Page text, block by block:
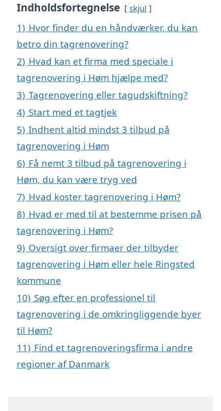
Indholdsfortegnelse skjul
1) Hvor finder du en håndværker, du kan
betro din tagrenovering?
2) Hvad kan et firma med speciale i
tagrenovering i Høm hjælpe med?
3) Tagrenovering eller tagudskiftning?
4) Start med et tagtjek
5) Indhent altid mindst 3 tilbud på
tagrenovering i Høm
6) Få nemt 3 tilbud på tagrenovering i
Høm, du kan være tryg ved
7) Hvad koster tagrenovering i Høm?
8) Hvad er med til at bestemme prisen på
tagrenovering i Høm?
9) Oversigt over firmaer der tilbyder
tagrenovering i Høm eller hele Ringsted
kommune
10) Søg efter en professionel til
tagrenovering i de omkringliggende byer
til Høm?
11) Find et tagrenoveringsfirma i andre
regioner af Danmark